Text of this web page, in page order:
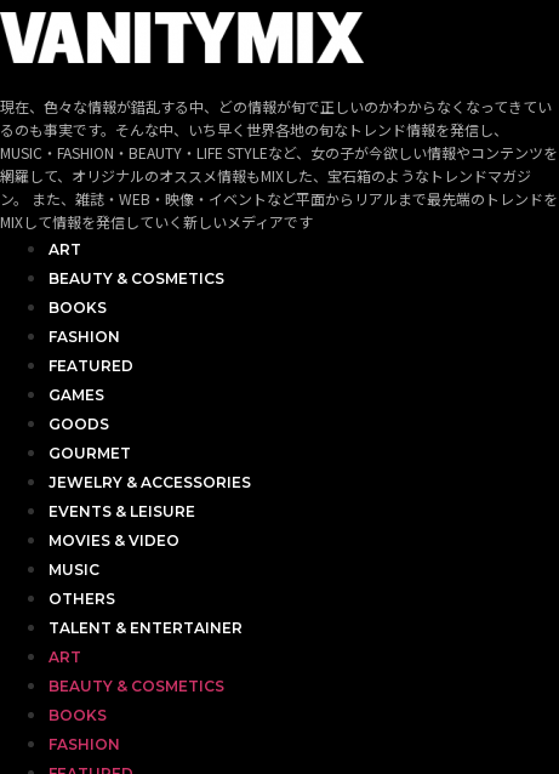
現在、色々な情報が錯乱する中、どの情報が旬で正しいのかわからなくなってきてい
るのも事実です。そんな中、いち早く世界各地の旬なトレンド情報を発信し、
MUSIC・FASHION・BEAUTY・LIFE STYLEなど、女の子が今欲しい情報やコンテンツを
網羅して、オリジナルのオススメ情報もMIXした、宝石箱のようなトレンドマガジ
ン。 また、雑誌・WEB・映像・イベントなど平面からリアルまで最先端のトレンドを
MIXして情報を発信していく新しいメディアです
ART
BEAUTY & COSMETICS
BOOKS
FASHION
FEATURED
GAMES
GOODS
GOURMET
JEWELRY & ACCESSORIES
EVENTS & LEISURE
MOVIES & VIDEO
MUSIC
OTHERS
TALENT & ENTERTAINER
ART
BEAUTY & COSMETICS
BOOKS
FASHION